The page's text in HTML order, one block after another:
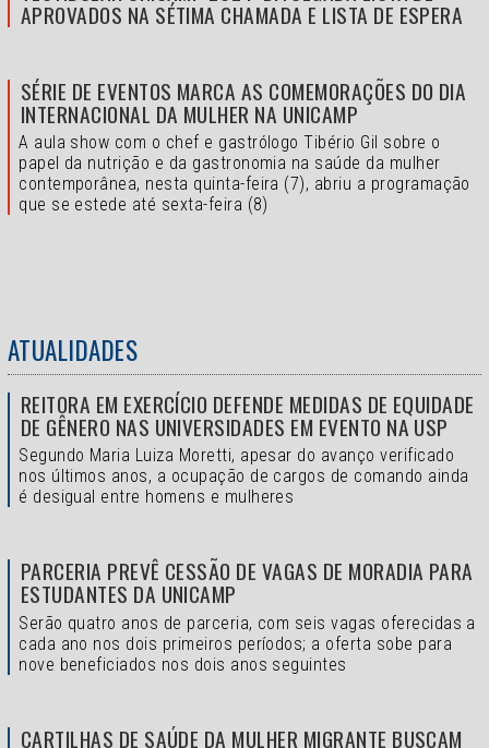
APROVADOS NA SÉTIMA CHAMADA E LISTA DE ESPERA
SÉRIE DE EVENTOS MARCA AS COMEMORAÇÕES DO DIA
INTERNACIONAL DA MULHER NA UNICAMP
A aula show com o chef e gastrólogo Tibério Gil sobre o
papel da nutrição e da gastronomia na saúde da mulher
contemporânea, nesta quinta-feira (7), abriu a programação
que se estede até sexta-feira (8)
ATUALIDADES
REITORA EM EXERCÍCIO DEFENDE MEDIDAS DE EQUIDADE
DE GÊNERO NAS UNIVERSIDADES EM EVENTO NA USP
Segundo Maria Luiza Moretti, apesar do avanço verificado
nos últimos anos, a ocupação de cargos de comando ainda
é desigual entre homens e mulheres
PARCERIA PREVÊ CESSÃO DE VAGAS DE MORADIA PARA
ESTUDANTES DA UNICAMP
Serão quatro anos de parceria, com seis vagas oferecidas a
cada ano nos dois primeiros períodos; a oferta sobe para
nove beneficiados nos dois anos seguintes
CARTILHAS DE SAÚDE DA MULHER MIGRANTE BUSCAM